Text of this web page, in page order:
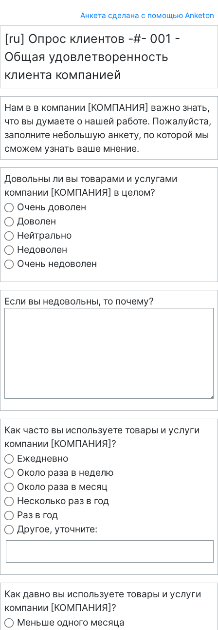
Анкета сделана с помощью Anketon
[ru] Опрос клиентов -#- 001 -
Общая удовлетворенность
клиента компанией
Нам в в компании [КОМПАНИЯ] важно знать,
что вы думаете о нашей работе. Пожалуйста,
заполните небольшую анкету, по которой мы
сможем узнать ваше мнение.
Довольны ли вы товарами и услугами
компании [КОМПАНИЯ] в целом?
Очень доволен
Доволен
Нейтрально
Недоволен
Очень недоволен
Если вы недовольны, то почему?
Как часто вы используете товары и услуги
компании [КОМПАНИЯ]?
Ежедневно
Около раза в неделю
Около раза в месяц
Несколько раз в год
Раз в год
Другое, уточните:
Как давно вы используете товары и услуги
компании [КОМПАНИЯ]?
Меньше одного месяца